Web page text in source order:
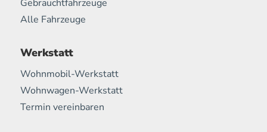
Gebrauchtfahrzeuge
Alle Fahrzeuge
Werkstatt
Wohnmobil-Werkstatt
Wohnwagen-Werkstatt
Termin vereinbaren